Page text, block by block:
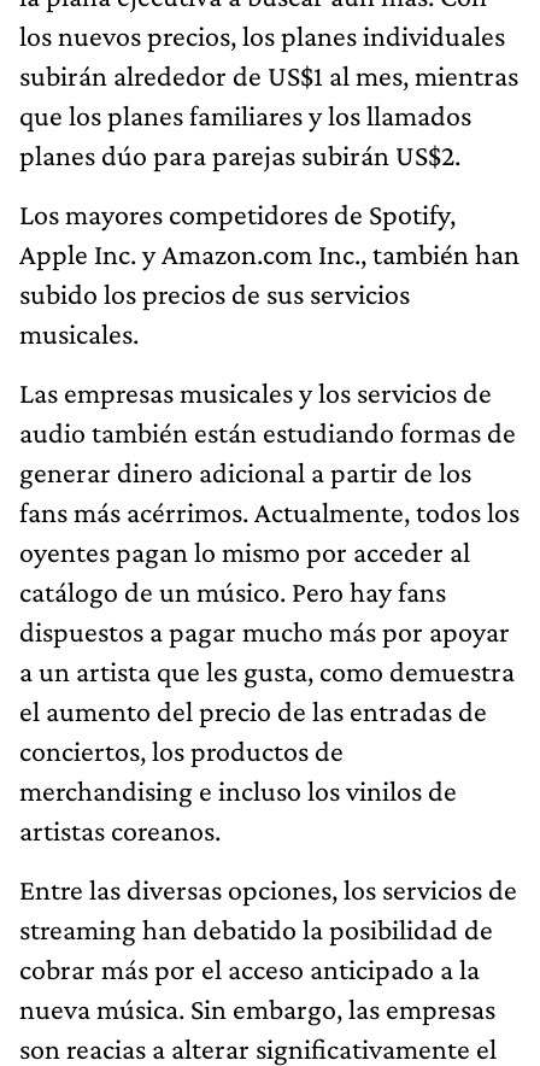
los nuevos precios, los planes individuales
subirán alrededor de US$1 al mes, mientras
que los planes familiares y los llamados
planes dúo para parejas subirán US$2.
Los mayores competidores de Spotify,
Apple Inc. y Amazon.com Inc., también han
subido los precios de sus servicios
musicales.
Las empresas musicales y los servicios de
audio también están estudiando formas de
generar dinero adicional a partir de los
fans más acérrimos. Actualmente, todos los
oyentes pagan lo mismo por acceder al
catálogo de un músico. Pero hay fans
dispuestos a pagar mucho más por apoyar
a un artista que les gusta, como demuestra
el aumento del precio de las entradas de
conciertos, los productos de
merchandising e incluso los vinilos de
artistas coreanos.
Entre las diversas opciones, los servicios de
streaming han debatido la posibilidad de
cobrar más por el acceso anticipado a la
nueva música. Sin embargo, las empresas
son reacias a alterar significativamente el